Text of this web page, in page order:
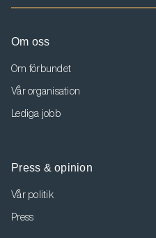
Om oss
Om förbundet
Vår organisation
Lediga jobb
Press & opinion
Vår politik
Press